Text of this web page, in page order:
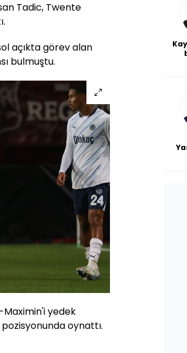
Tadic, Twente
açıkta görev alan
bulmuştu.
yedek
oynattı.